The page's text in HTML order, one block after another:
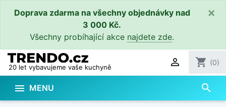
Doprava zdarma na všechny objednávky nad
3 000 Kč.
Všechny probíhající akce najdete zde.
×
20 let vybavujeme vaše kuchyně  shopping_cart (0)
 MENU search